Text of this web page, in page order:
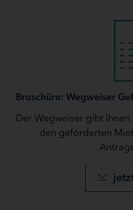
Broschüre: Wegweiser
Der Wegweiser gibt
den geförderten